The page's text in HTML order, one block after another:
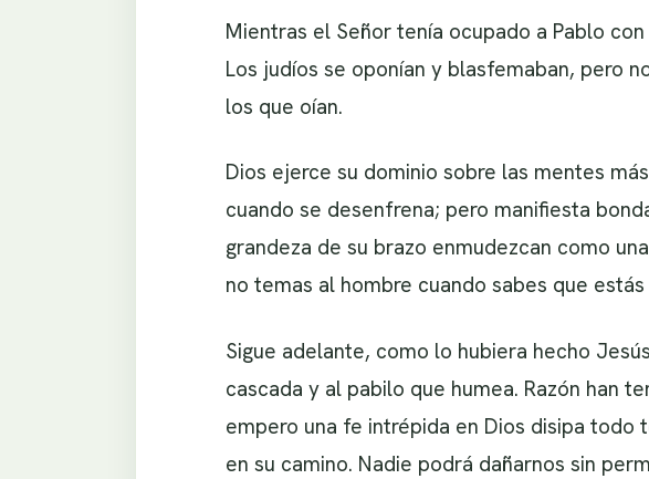
Mientras el Señor tenía ocupado a Pablo
Los judíos se oponían y blasfemaban, pero
los que oían.
Dios ejerce su dominio sobre las mentes
cuando se desenfrena; pero manifiesta
grandeza de su brazo enmudezcan como
no temas al hombre cuando sabes que
Sigue adelante, como lo hubiera hecho
cascada y al pabilo que humea. Razón han
empero una fe intrépida en Dios disipa todo
en su camino. Nadie podrá dañarnos sin